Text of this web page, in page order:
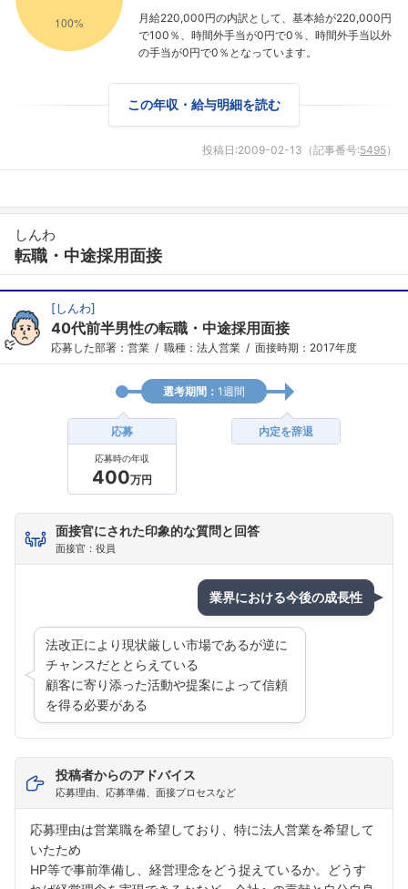
月給220,000円の内訳として、基本給が220,000円
で100％、時間外手当が0円で0％、時間外手当以外
の手当が0円で0％となっています。
この年収・給与明細を読む
投稿日:2009-02-13 （記事番号:5495）
しんわ
転職・中途採用面接
[しんわ]
40代前半男性の転職・中途採用面接
応募した部署：営業 職種：法人営業 面接時期：2017年度
選考期間： 1週間
応募
応募時の年収
400万円
内定を辞退
面接官にされた印象的な質問と回答
面接官：役員
業界における今後の成長性
法改正により現状厳しい市場であるが逆に
チャンスだととらえている
顧客に寄り添った活動や提案によって信頼
を得る必要がある
投稿者からのアドバイス
応募理由、応募準備、面接プロセスなど
応募理由は営業職を希望しており、特に法人営業を希望して
いたため
HP等で事前準備し、経営理念をどう捉えているか。どうす